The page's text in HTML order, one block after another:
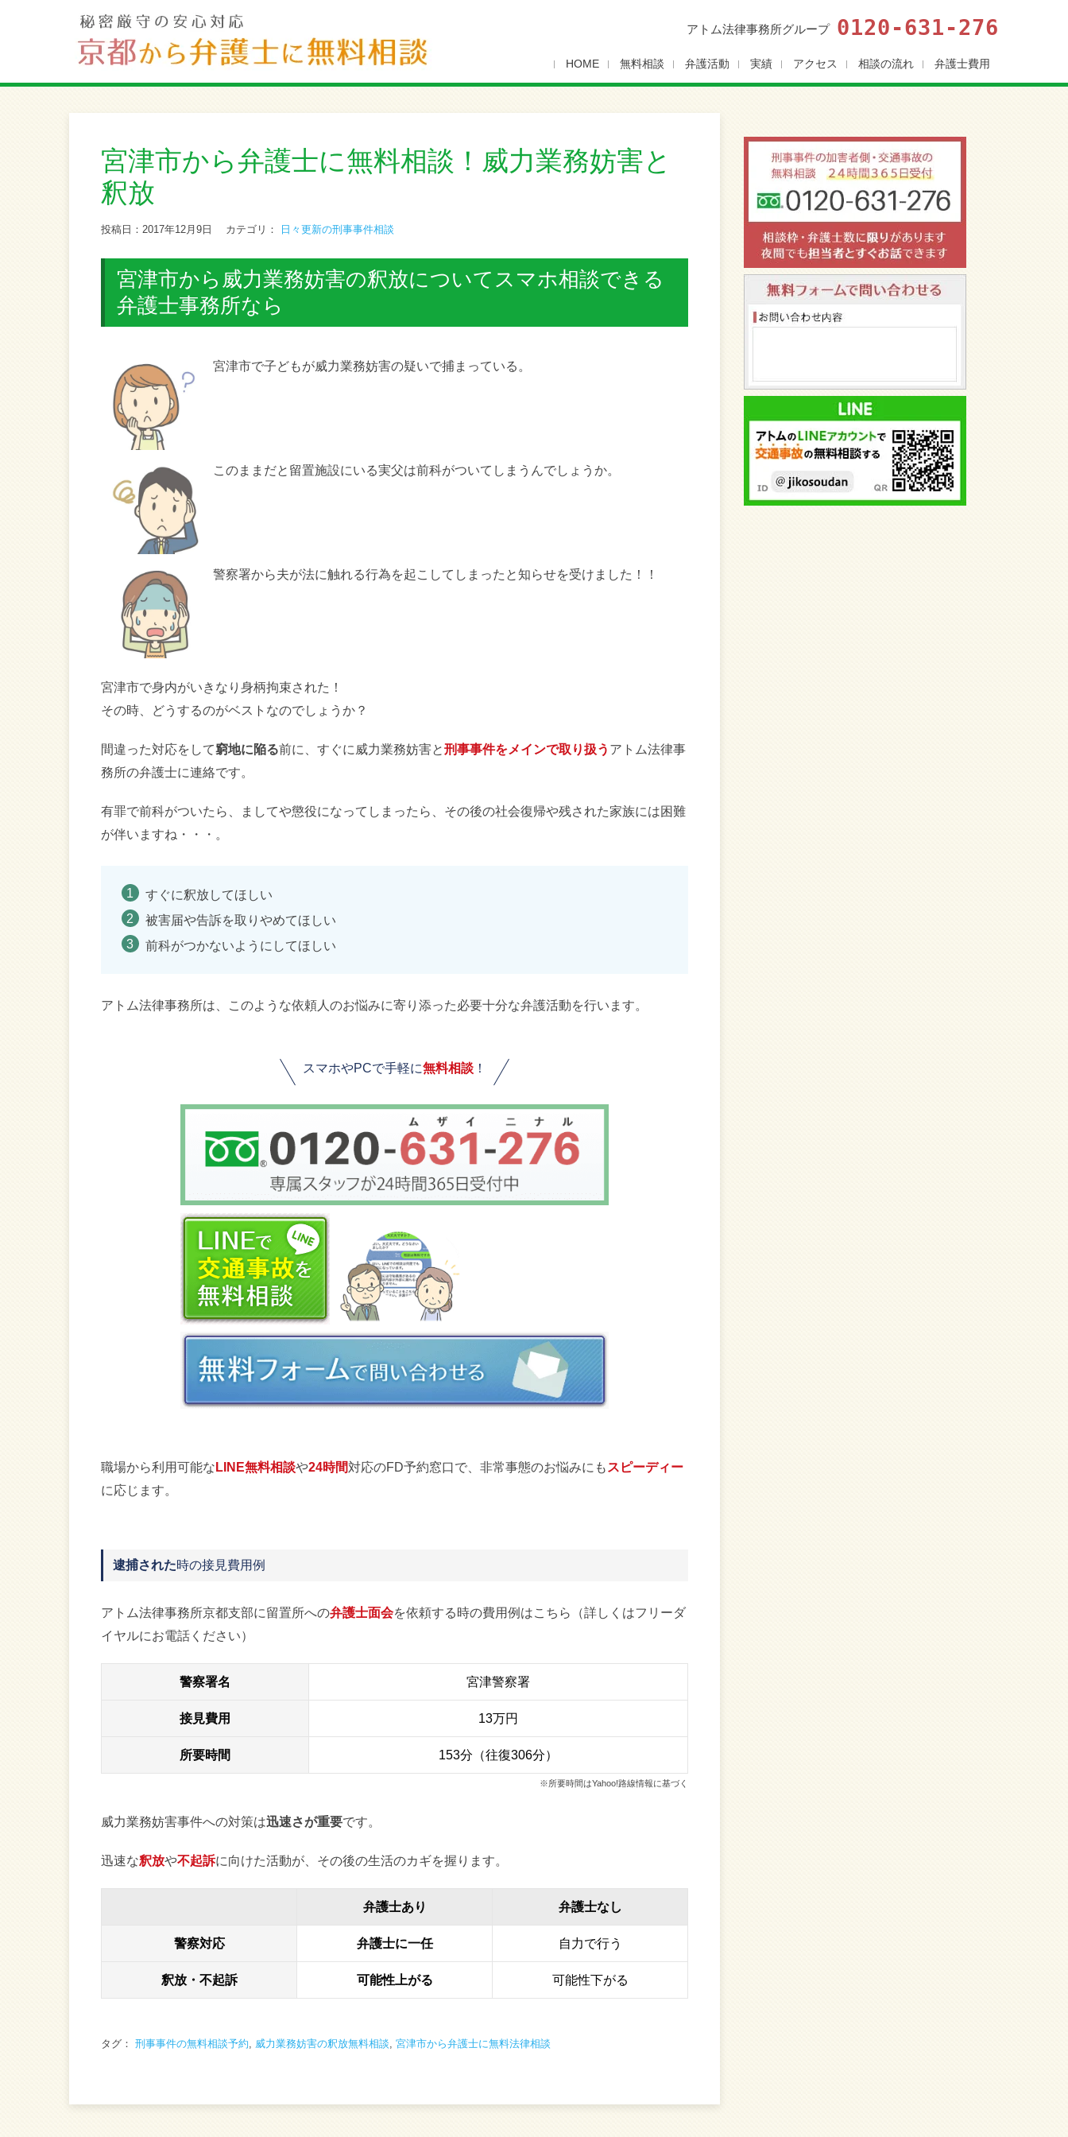
アトム法律事務所グループ 0120-631-276
HOME 無料相談 弁護活動 実績 アクセス 相談の流れ 弁護士費用
宮津市から弁護士に無料相談！威力業務妨害と
釈放
投稿日：2017年12月9日 カテゴリ： 日々更新の刑事事件相談
宮津市から威力業務妨害の釈放についてスマホ相談できる
弁護士事務所なら
宮津市で子どもが威力業務妨害の疑いで捕まっている。
このままだと留置施設にいる実父は前科がついてしまうんでしょうか。
警察署から夫が法に触れる行為を起こしてしまったと知らせを受けました！！
宮津市で身内がいきなり身柄拘束された！
その時、どうするのがベストなのでしょうか？
間違った対応をして窮地に陥る前に、すぐに威力業務妨害と刑事事件をメインで取り扱う アトム法律事
務所の弁護士に連絡です。
有罪で前科がついたら、ましてや懲役になってしまったら、その後の社会復帰や残された家族には困難
が伴いますね・・・。
すぐに釈放してほしい
被害届や告訴を取りやめてほしい
前科がつかないようにしてほしい
アトム法律事務所は、このような依頼人のお悩みに寄り添った必要十分な弁護活動を行います。
スマホやPCで手軽に無料相談 ！
職場から利用可能なLINE無料相談や24時間対応のFD予約窓口で、非常事態のお悩みにも スピーディー
に応じます。
逮捕された時の接見費用例
アトム法律事務所京都支部に留置所への弁護士面会を依頼する時の費用例はこちら（詳しくはフリーダ
イヤルにお電話ください）
警察署名 宮津警察署
接見費用 13万円
所要時間 153分（往復306分）
※所要時間はYahoo!路線情報に基づく
威力業務妨害事件への対策は迅速さが重要です。
迅速な釈放や不起訴に向けた活動が、その後の生活のカギを握ります。
弁護士あり 弁護士なし
警察対応 弁護士に一任 自力で行う
釈放・不起訴 可能性上がる 可能性下がる
タグ： 刑事事件の無料相談予約 威力業務妨害の釈放無料相談 宮津市から弁護士に無料法律相談